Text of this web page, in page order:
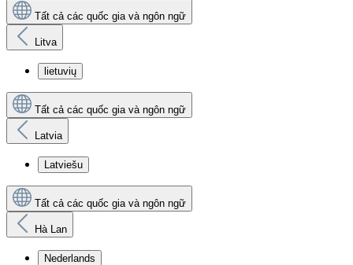
Tất cả các quốc gia và ngôn ngữ
Litva
lietuvių
Tất cả các quốc gia và ngôn ngữ
Latvia
Latviešu
Tất cả các quốc gia và ngôn ngữ
Hà Lan
Nederlands